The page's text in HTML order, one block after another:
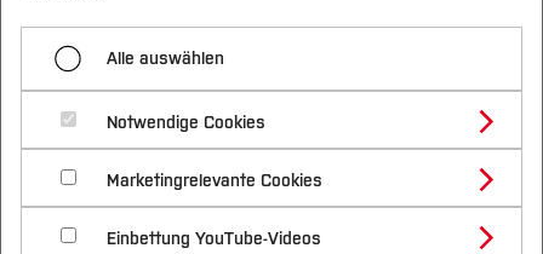
Studium
Studienangebote
Bachelorstudiengänge
Masterstudiengänge
Vor dem Studium
Bewerben & Einschreiben
Bewerbungsportal
Im Studium
Studienbüros und Prüfungen
Nach dem Studium
Forschung & Transfer
Profil
Forschungs- und Transferprofil
Schwerpunkte (FuT)
Beratung & Förderung
Nachhaltigkeit
Nachhaltigkeit studieren
International
Automatisiertes Fahren im Studium
Industrieinformatik
Ein Boot zum Abschluss
Tutorin aus Leidenschaft
Zum Wintersemester 2022/2023 bietet der
Campus Velbert/Heiligenhaus (CVH) zum ersten
Mal eine ganz neue Studienrichtung an:
Wirtschafts- und Industrieinformatik. Hier geht es
um die Frage, wie man Arbeitsabläufe in der
Alle auswählen
Notwendige Cookies
Marketingrelevante Cookies
Einbettung YouTube-Videos